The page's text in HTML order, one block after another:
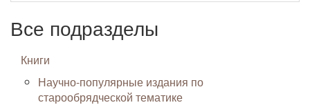
Все подразделы
Книги
Научно-популярные издания по
старообрядческой тематике